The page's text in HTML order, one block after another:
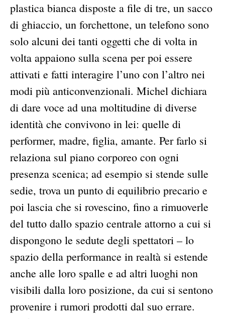
plastica bianca disposte a file di tre, un sacco
di ghiaccio, un forchettone, un telefono sono
solo alcuni dei tanti oggetti che di volta in
volta appaiono sulla scena per poi essere
attivati e fatti interagire l’uno con l’altro nei
modi più anticonvenzionali. Michel dichiara
di dare voce ad una moltitudine di diverse
identità che convivono in lei: quelle di
performer, madre, figlia, amante. Per farlo si
relaziona sul piano corporeo con ogni
presenza scenica; ad esempio si stende sulle
sedie, trova un punto di equilibrio precario e
poi lascia che si rovescino, fino a rimuoverle
del tutto dallo spazio centrale attorno a cui si
dispongono le sedute degli spettatori – lo
spazio della performance in realtà si estende
anche alle loro spalle e ad altri luoghi non
visibili dalla loro posizione, da cui si sentono
provenire i rumori prodotti dal suo errare.